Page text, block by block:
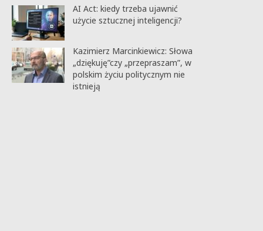
AI Act: kiedy trzeba ujawnić
użycie sztucznej inteligencji?
Kazimierz Marcinkiewicz: Słowa
„dziękuję”czy „przepraszam”, w
polskim życiu politycznym nie
istnieją